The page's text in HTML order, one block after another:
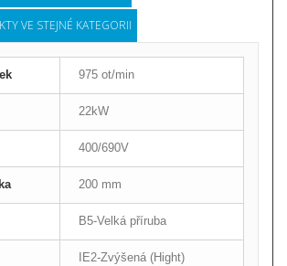
VE STEJNÉ KATEGORII
975 ot/min
22kW
400/690V
200 mm
B5-Velká příruba
IE2-Zvýšená (Hight)